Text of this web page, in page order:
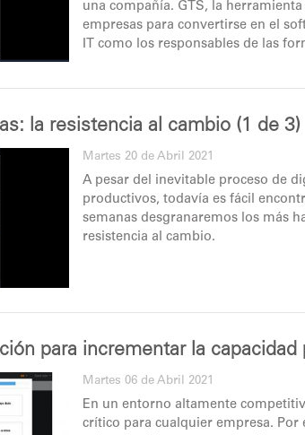
una compañía. GTS, la
empresas para convertirse en el
IT como los responsables de las
la resistencia al cambio (1 de 3)
Martes 20 de Abril 2021
A pesar del inevitable proceso de
productivos, todavía es fácil
semanas desgranaremos los más
resistencia al cambio.
para incrementar la
Martes 06 de Abril 2021
En un entorno altamente
crítico para cualquier empresa. Por